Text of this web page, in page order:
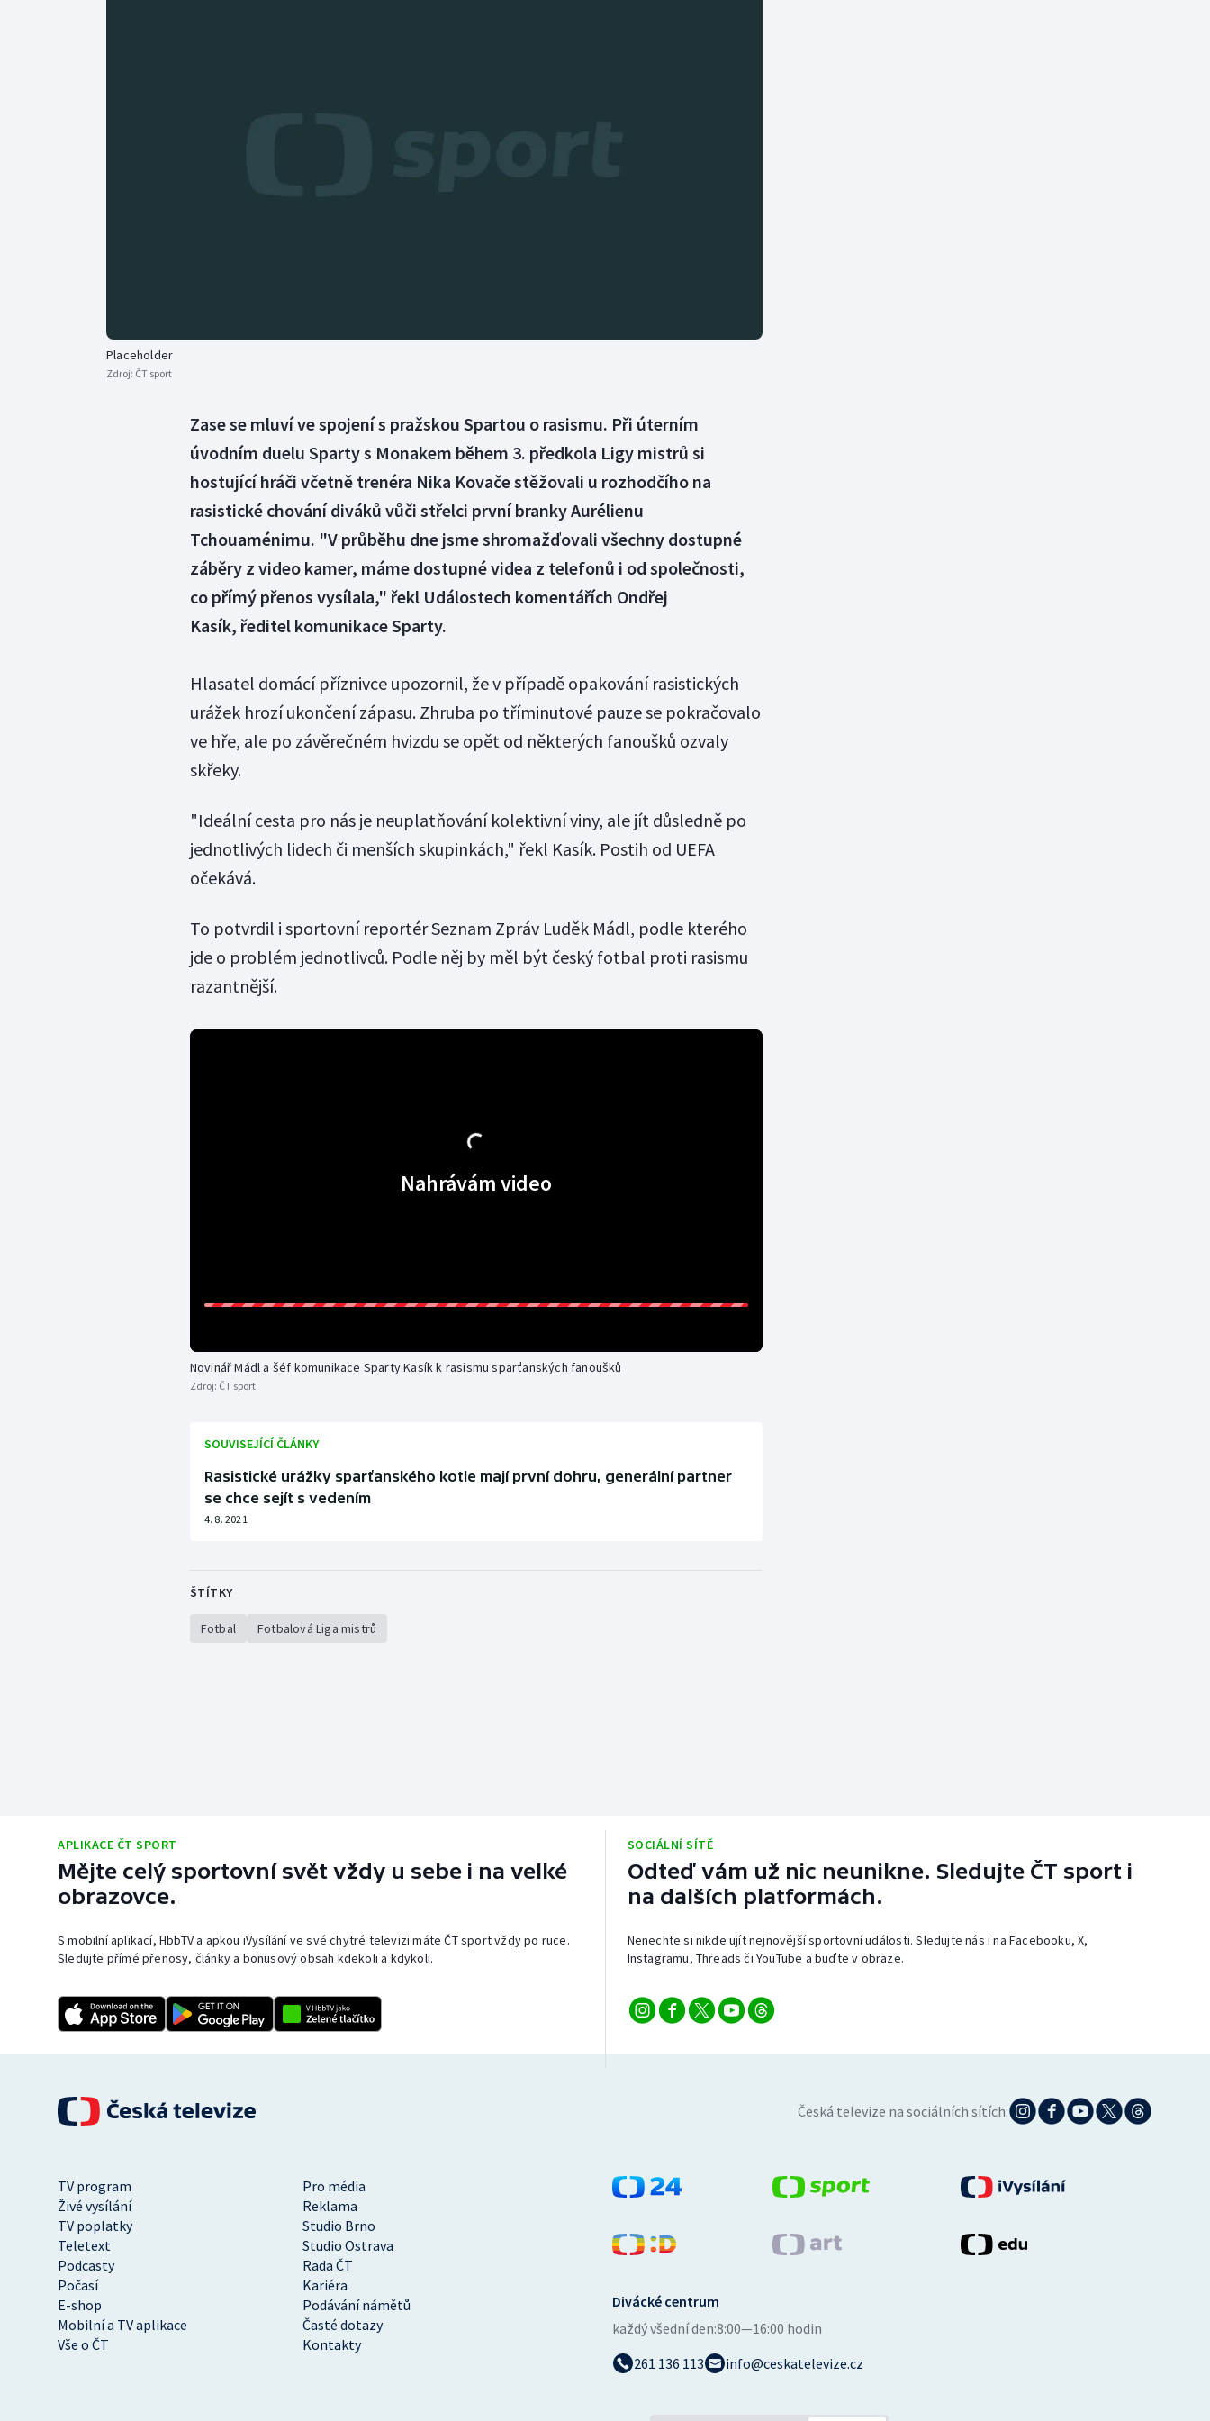
Parasport
Placeholder
Zdroj: ČT sport
Zase se mluví ve spojení s pražskou Spartou o rasismu. Při úterním
úvodním duelu Sparty s Monakem během 3. předkola Ligy mistrů si
hostující hráči včetně trenéra Nika Kovače stěžovali u rozhodčího na
rasistické chování diváků vůči střelci první branky Aurélienu
Tchouaménimu. "V průběhu dne jsme shromažďovali všechny dostupné
záběry z video kamer, máme dostupné videa z telefonů i od společnosti,
co přímý přenos vysílala," řekl Událostech komentářích Ondřej
Kasík, ředitel komunikace Sparty.
Hlasatel domácí příznivce upozornil, že v případě opakování rasistických
urážek hrozí ukončení zápasu. Zhruba po tříminutové pauze se pokračovalo
ve hře, ale po závěrečném hvizdu se opět od některých fanoušků ozvaly
skřeky.
"Ideální cesta pro nás je neuplatňování kolektivní viny, ale jít důsledně po
jednotlivých lidech či menších skupinkách," řekl Kasík. Postih od UEFA
očekává.
To potvrdil i sportovní reportér Seznam Zpráv Luděk Mádl, podle kterého
jde o problém jednotlivců. Podle něj by měl být český fotbal proti rasismu
razantnější.
Nahrávám video
Novinář Mádl a šéf komunikace Sparty Kasík k rasismu sparťanských fanoušků
Zdroj: ČT sport
SOUVISEJÍCÍ ČLÁNKY
Rasistické urážky sparťanského kotle mají první dohru, generální partner
se chce sejít s vedením
4. 8. 2021
ŠTÍTKY
Fotbal Fotbalová Liga mistrů
APLIKACE ČT SPORT
Mějte celý sportovní svět vždy u sebe i na velké
obrazovce.
S mobilní aplikací, HbbTV a apkou iVysílání ve své chytré televizi máte ČT sport vždy po ruce.
Sledujte přímé přenosy, články a bonusový obsah kdekoli a kdykoli.
SOCIÁLNÍ SÍTĚ
Odteď vám už nic neunikne. Sledujte ČT sport i
na dalších platformách.
Nenechte si nikde ujít nejnovější sportovní události. Sledujte nás i na Facebooku, X,
Instagramu, Threads či YouTube a buďte v obraze.
Česká televize na sociálních sítích:
TV program
Pro média
Živé vysílání
Reklama
TV poplatky
Studio Brno
Teletext
Studio Ostrava
Podcasty
Rada ČT
Počasí
Kariéra
E-shop
Podávání námětů
Mobilní a TV aplikace
Časté dotazy
Vše o ČT
Kontakty
Divácké centrum
každý všední den:8:00—16:00 hodin
261 136 113
info@ceskatelevize.cz